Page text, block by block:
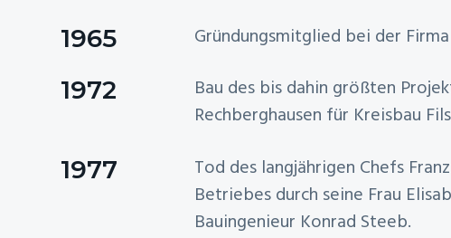
1965 Gründungsmitglied bei der
1972
Bau des bis dahin größten
Rechberghausen für Kreisbau
1977
Tod des langjährigen Chefs
Betriebes durch seine Frau
Bauingenieur Konrad Steeb.